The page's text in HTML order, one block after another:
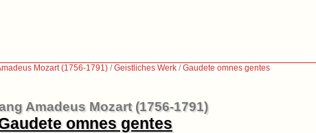
Mozart (1756-1791) /Geistliches Werk /Gaudete omnes gentes
Amadeus Mozart (1756-1791)
omnes gentes